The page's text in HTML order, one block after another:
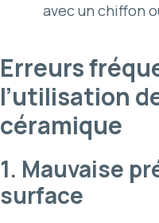
avec un chiffon
Erreurs
l’utilisation
céramique
1. Mauvaise
surface